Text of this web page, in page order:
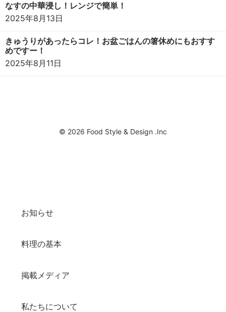
なすの中華浸し！レンジで簡単！
2025年8月13日
きゅうりがあったらコレ！お盆ごはんの箸休めにもおすす
めですー！
2025年8月11日
© 2026 Food Style & Design .Inc
お知らせ
料理の基本
掲載メディア
私たちについて